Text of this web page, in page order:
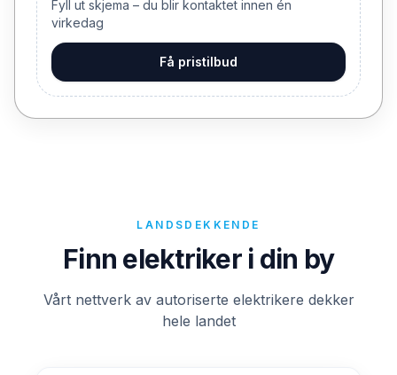
Fyll ut skjema – du blir kontaktet innen én
virkedag
Få pristilbud
LANDSDEKKENDE
Finn elektriker i din by
Vårt nettverk av autoriserte elektrikere dekker
hele landet